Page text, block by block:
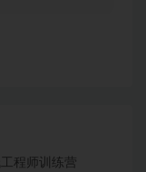
程师训练营